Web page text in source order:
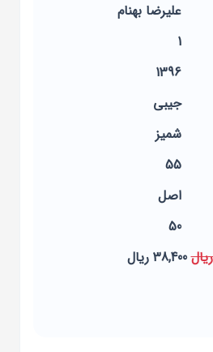
علیرضا بهنام
1
1396
جیبی
شمیز
55
اصل
50
38,400 ریال